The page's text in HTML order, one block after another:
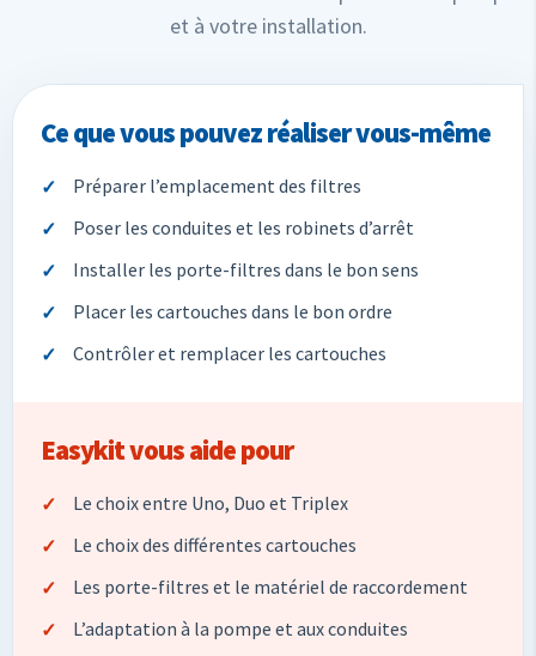
et à votre installation.
Ce que vous pouvez réaliser vous-même
Préparer l’emplacement des filtres
Poser les conduites et les robinets d’arrêt
Installer les porte-filtres dans le bon sens
Placer les cartouches dans le bon ordre
Contrôler et remplacer les cartouches
Easykit vous aide pour
Le choix entre Uno, Duo et Triplex
Le choix des différentes cartouches
Les porte-filtres et le matériel de raccordement
L’adaptation à la pompe et aux conduites